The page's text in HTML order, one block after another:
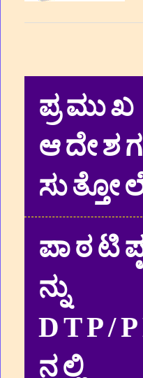
ಪ್ರಮುಖ
ನ್ನು
DTP/
ನಲ್ಲಿ